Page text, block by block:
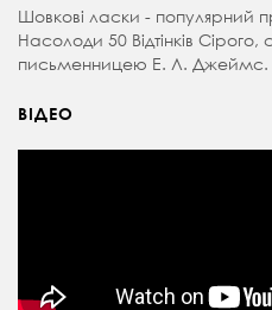
Шовкові ласки - популярний
Насолоди 50 Відтінків
письменницею Е. Л. Джеймс.
ВІДЕО